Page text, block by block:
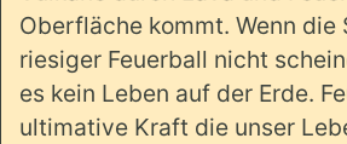
Oberfläche kommt. Wenn die
riesiger Feuerball nicht
es kein Leben auf der Erde.
ultimative Kraft die unser